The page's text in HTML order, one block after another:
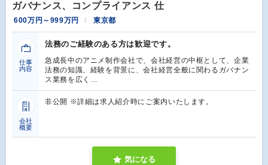
ガバナンス、コンプライアンス 仕
600万円～999万円 東京都
仕事
内容
法務のご経験のある方は歓迎です。
急成長中のアニメ制作会社で、会社経営の中枢として、企業
法務の知識、経験を背景に、会社経営全般に関わるガバナン
ス業務を広く…
会社
概要
非公開 ※詳細は求人紹介時にご案内いたします。
気になる